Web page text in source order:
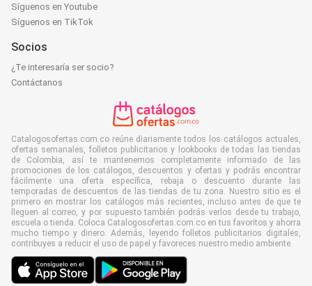
Síguenos en Youtube
Síguenos en TikTok
Socios
¿Te interesaría ser socio?
Contáctanos
Catalogosofertas.com.co reúne diariamente todos los catálogos actuales,
ofertas semanales, folletos publicitarios y lookbooks de todas las tiendas
de Colombia, así te mantenemos completamente informado de las
promociones de los catálogos, descuentos y ofertas y podrás encontrar
fácilmente una oferta específica, rebaja o descuento durante las
temporadas de descuentos de las tiendas de tu zona. Nuestro sitio es el
primero en mostrar los catálogos más recientes, incluso antes de que te
lleguen al correo, y por supuesto también podrás verlos desde tu trabajo,
escuela o tienda. Coloca Catalogosofertas.com.co en tus favoritos y ahorra
mucho tiempo y dinero. Además, leyendo folletos publicitarios digitales,
contribuyes a reducir el uso de papel y favoreces nuestro medio ambiente.